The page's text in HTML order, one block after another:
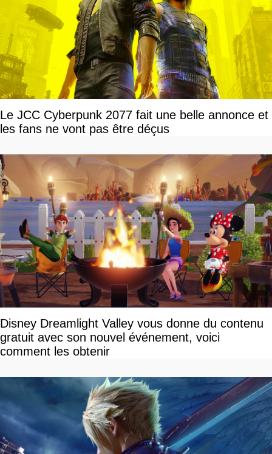
Le JCC Cyberpunk 2077 fait une belle annonce et
les fans ne vont pas être déçus
Disney Dreamlight Valley vous donne du contenu
gratuit avec son nouvel événement, voici
comment les obtenir